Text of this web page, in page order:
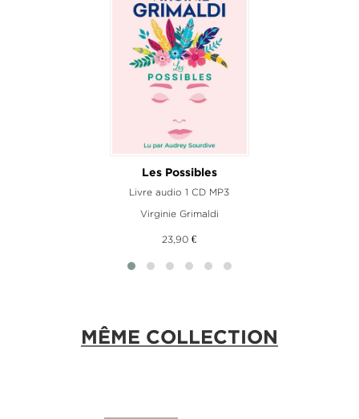
Les Possibles
Livre audio 1 CD MP3
Virginie Grimaldi
23,90 €
MÊME COLLECTION